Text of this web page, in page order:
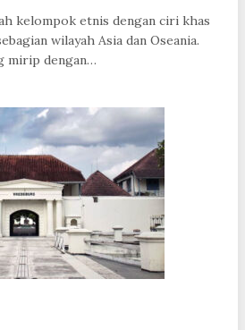
kelompok etnis dengan ciri khas
wilayah Asia dan Oseania.
mirip dengan…